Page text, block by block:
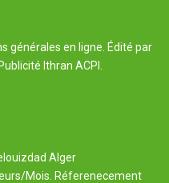
générales en ligne. Édité par
Ithran ACPI.
Alger
Mois. Réferenecement